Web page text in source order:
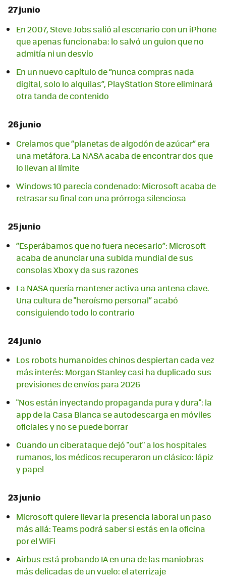
27 junio
En 2007, Steve Jobs salió al escenario con un iPhone
que apenas funcionaba: lo salvó un guion que no
admitía ni un desvío
En un nuevo capítulo de “nunca compras nada
digital, solo lo alquilas”, PlayStation Store eliminará
otra tanda de contenido
26 junio
Creíamos que “planetas de algodón de azúcar” era
una metáfora. La NASA acaba de encontrar dos que
lo llevan al límite
Windows 10 parecía condenado: Microsoft acaba de
retrasar su final con una prórroga silenciosa
25 junio
“Esperábamos que no fuera necesario”: Microsoft
acaba de anunciar una subida mundial de sus
consolas Xbox y da sus razones
La NASA quería mantener activa una antena clave.
Una cultura de "heroísmo personal” acabó
consiguiendo todo lo contrario
24 junio
Los robots humanoides chinos despiertan cada vez
más interés: Morgan Stanley casi ha duplicado sus
previsiones de envíos para 2026
"Nos están inyectando propaganda pura y dura": la
app de la Casa Blanca se autodescarga en móviles
oficiales y no se puede borrar
Cuando un ciberataque dejó "out" a los hospitales
rumanos, los médicos recuperaron un clásico: lápiz
y papel
23 junio
Microsoft quiere llevar la presencia laboral un paso
más allá: Teams podrá saber si estás en la oficina
por el WiFi
Airbus está probando IA en una de las maniobras
más delicadas de un vuelo: el aterrizaje